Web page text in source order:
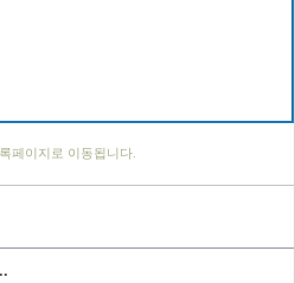
페이지로 이동됩니다.